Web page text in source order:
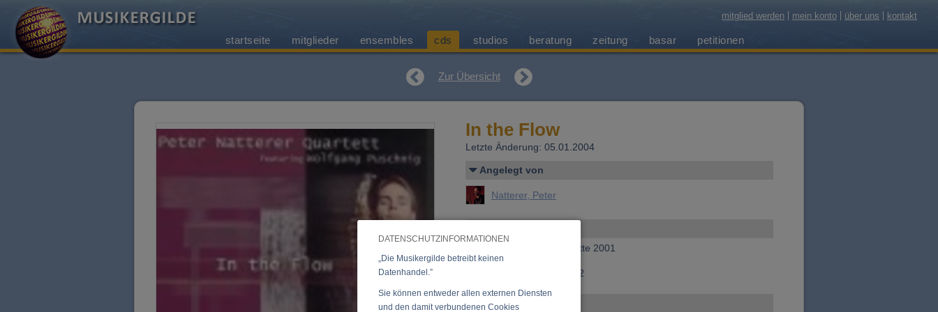
DATENSCHUTZINFORMATIONEN
„Die Musikergilde betreibt keinen
Datenhandel.”
Sie können entweder allen externen Diensten
und den damit verbundenen Cookies
mitglied werden mein konto über uns kontakt
startseite mitglieder ensembles cds studios beratung zeitung basar petitionen
Zur Übersicht
In the Flow
Letzte Änderung: 05.01.2004
Angelegt von
Natterer, Peter
Extraplatte 2001
EX 502-2
Ensemble